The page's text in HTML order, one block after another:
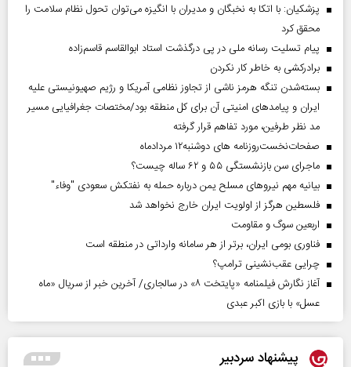
پزشکیان: با اتکا به نخبگان و مدیران با انگیزه می‌توان تحول نظام سلامت را
محقق کرد
پیام تسلیت رسانه ملی در پی درگذشت استاد ابوالقاسم قاسم‌زاده
برادرکشی به خاطر کار نکردن
بسته‌شدن تنگه هرمز ناشی از تجاوز نظامی آمریکا و رژیم صهیونیستی علیه
ایران و پیامد‌های امنیتی آن برای کل منطقه بود/مختصات جغرافیایی مسیر
مد نظر طرفین، مورد تفاهم قرار گرفته
صفحات‌نخست‌روزنامه ها‌ی دوشنبه‌۱۲ مردادماه
ماجرای سن بازنشستگی ۵۵ و ۶۲ ساله چیست؟
بیانیه مهم نیروهای مسلح یمن درباره حمله به نفتکش سعودی "وفاء"
فلسطین هرگز از اولویت ایران خارج نخواهد شد
اربعین سوگ و مقاومت
فناوری بومی ایران، برتر از هر سامانه وارداتی در منطقه است
چرایی عقب‌نشینی ترامپ؟
آغاز نگارش فیلمنامه «پایتخت ۸» در سالجاری/ آخرین خبر از سریال «ماه
عسل» با بازی اکبر عبدی
پیشنهاد سردبیر